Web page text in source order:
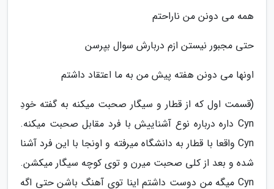
همه می دونن من ناراحتم
حتی مجبور نیستن ازم دربارش سوال بپرسن
اونها می دونن هفته پیش من به ما اعتقاد داشتم
(قسمت اول که از قطار و سیگار صحبت میکنه به گفته خودِ
Cyn داره درباره نوع آشناییش با فرد مقابل صحبت میکنه.
Cyn واقعا با قطار به دانشگاه میرفته و اونجا با این فرد آشنا
شده و بعد از کلی صحبت میرن و توی کوچه سیگار میکشن.
Cyn میگه من دوست داشتم اینا توی آهنگ باشن حتی اگه